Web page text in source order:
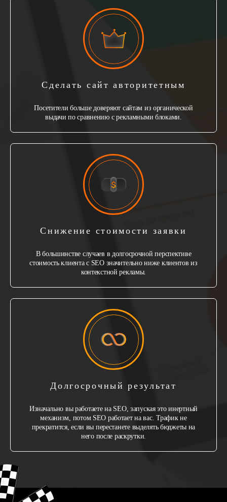
Сделать сайт авторитетным
Посетители больше доверяют сайтам из органической
выдачи по сравнению с рекламными блоками.
Снижение стоимости заявки
В большинстве случаев в долгосрочной перспективе
стоимость клиента с SEO значительно ниже клиентов из
контекстной рекламы.
Долгосрочный результат
Изначально вы работаете на SEO, запуская это инертный
механизм, потом SEO работает на вас. Трафик не
прекратится, если вы перестанете выделять бюджеты на
него после раскрутки.